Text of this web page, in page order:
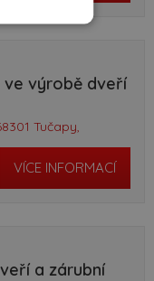
ve výrobě dveří
Tučapy,
VÍCE INFORMACÍ
a zárubní